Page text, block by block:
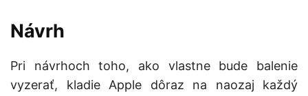
Návrh
Pri návrhoch toho, ako vlastne bude balenie
vyzerať, kladie Apple dôraz na naozaj každý